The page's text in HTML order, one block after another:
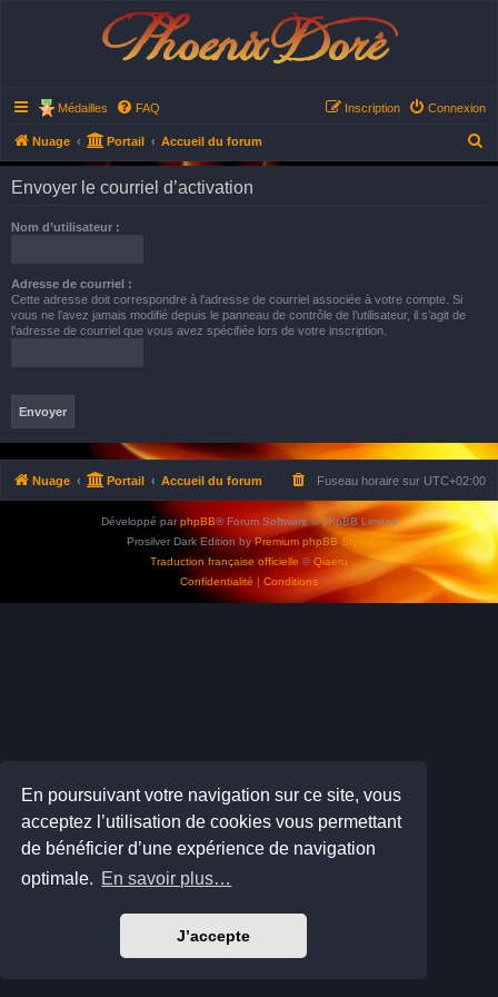
En poursuivant votre navigation sur ce site, vous
acceptez l’utilisation de cookies vous permettant
de bénéficier d’une expérience de navigation
optimale. En savoir plus…
J’accepte
Phoenix Doré
Médailles FAQ Connexion
Inscription
Nuage Portail Accueil du forum
e
Envoyer le courriel d’activation
Nom d’utilisateur :
Adresse de courriel :
Cette adresse doit correspondre à l’adresse de courriel associée à votre compte. Si
vous ne l’avez jamais modifié depuis le panneau de contrôle de l’utilisateur, il s’agit de
l’adresse de courriel que vous avez spécifiée lors de votre inscription.
Nuage Portail Accueil du forum Fuseau horaire sur UTC+02:00
Développé parphpBB® Forum Software © phpBB Limited
Prosilver Dark Edition byPremium phpBB Styles
Traduction française officielle ©Qiaeru
Confidentialité | Conditions